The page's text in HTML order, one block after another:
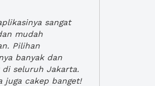
sangat
mudah
Pilihan
banyak dan
di seluruh Jakarta.
juga cakep banget!